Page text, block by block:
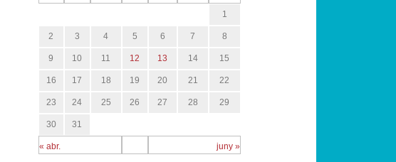
« abr. juny »
1
2 3 4 5 6 7 8
9 10 11 12 13 14 15
16 17 18 19 20 21 22
23 24 25 26 27 28 29
30 31